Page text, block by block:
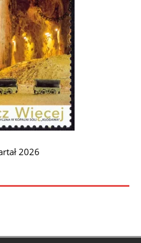
2026